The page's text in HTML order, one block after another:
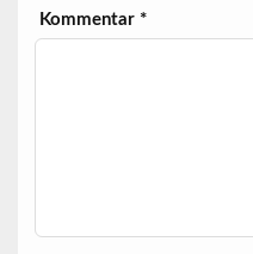
Kommentar *